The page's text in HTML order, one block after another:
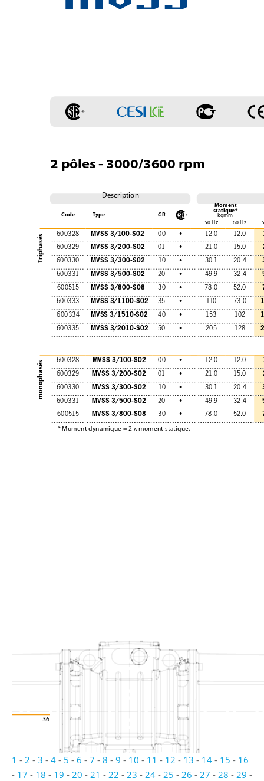
36
600328 MVSS 3/100-S02 00 • 12.0 12.0
600329 MVSS 3/200-S02 01 • 21.0 15.0
600330 MVSS 3/300-S02 10 • 30.1 20.4
600331 MVSS 3/500-S02 20 • 49.9 32.4
600515 MVSS 3/800-S08 30 • 78.0 52.0
600333 MVSS 3/1100-S02 35 • 110 73.0
600334 MVSS 3/1510-S02 40 • 153 102
600335 MVSS 3/2010-S02 50 • 205 128
600328 MVSS 3/100-S02 00 • 12.0 12.0
600329 MVSS 3/200-S02 01 • 21.0 15.0
600330 MVSS 3/300-S02 10 • 30.1 20.4
600331 MVSS 3/500-S02 20 • 49.9 32.4
600515 MVSS 3/800-S08 30 • 78.0 52.0
* Moment dynamique = 2 x moment statique.
2 pôles - 3000/3600 rpm
Moment
statique*
kgmm
50 Hz
60 Hz
Description
Code Type GR
Triphasés
monophasés
1 - 2 - 3 - 4 - 5 - 6 - 7 - 8 - 9 - 10 - 11 - 12 - 13 - 14 - 15 - 16
- 17 - 18 - 19 - 20 - 21 - 22 - 23 - 24 - 25 - 26 - 27 - 28 - 29 -